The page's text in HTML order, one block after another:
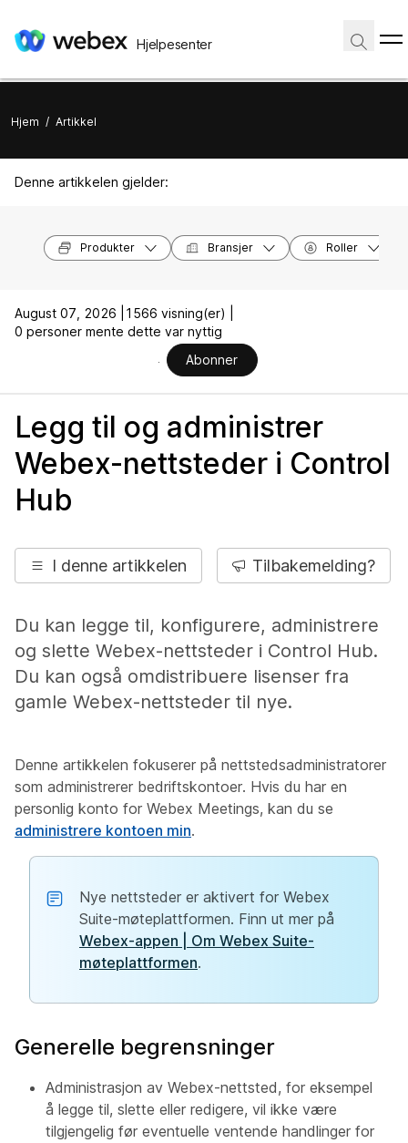
Hjelpesenter
Hjem / Artikkel
Denne artikkelen gjelder:
Produkter Bransjer Roller
August 07, 2026 |
1566 visning(er) |
0 personer mente dette var nyttig
Abonner
Legg til og administrer
Webex-nettsteder i Control
Hub
I denne artikkelen Tilbakemelding?
Du kan legge til, konfigurere, administrere
og slette Webex-nettsteder i Control Hub.
Du kan også omdistribuere lisenser fra
gamle Webex-nettsteder til nye.
Denne artikkelen fokuserer på nettstedsadministratorer
som administrerer bedriftskontoer. Hvis du har en
personlig konto for Webex Meetings, kan du se
administrere kontoen min.
Nye nettsteder er aktivert for Webex
Suite-møteplattformen. Finn ut mer på
Webex-appen | Om Webex Suite-
møteplattformen.
Generelle begrensninger
Administrasjon av Webex-nettsted, for eksempel
å legge til, slette eller redigere, vil ikke være
tilgjengelig før eventuelle ventende handlinger for